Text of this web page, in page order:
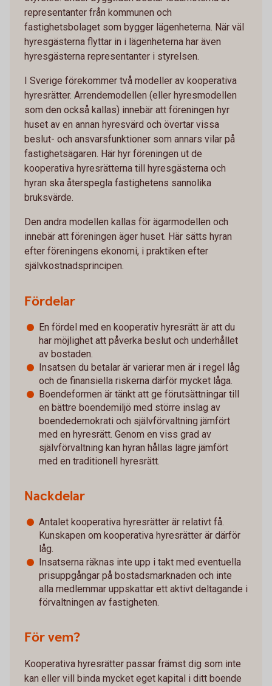
representanter från kommunen och
fastighetsbolaget som bygger lägenheterna. När väl
hyresgästerna flyttar in i lägenheterna har även
hyresgästerna representanter i styrelsen.
I Sverige förekommer två modeller av kooperativa
hyresrätter. Arrendemodellen (eller hyresmodellen
som den också kallas) innebär att föreningen hyr
huset av en annan hyresvärd och övertar vissa
beslut- och ansvarsfunktioner som annars vilar på
fastighetsägaren. Här hyr föreningen ut de
kooperativa hyresrätterna till hyresgästerna och
hyran ska återspegla fastighetens sannolika
bruksvärde.
Den andra modellen kallas för ägarmodellen och
innebär att föreningen äger huset. Här sätts hyran
efter föreningens ekonomi, i praktiken efter
självkostnadsprincipen.
Fördelar
En fördel med en kooperativ hyresrätt är att du
har möjlighet att påverka beslut och underhållet
av bostaden.
Insatsen du betalar är varierar men är i regel låg
och de finansiella riskerna därför mycket låga.
Boendeformen är tänkt att ge förutsättningar till
en bättre boendemiljö med större inslag av
boendedemokrati och självförvaltning jämfört
med en hyresrätt. Genom en viss grad av
självförvaltning kan hyran hållas lägre jämfört
med en traditionell hyresrätt.
Nackdelar
Antalet kooperativa hyresrätter är relativt få.
Kunskapen om kooperativa hyresrätter är därför
låg.
Insatserna räknas inte upp i takt med eventuella
prisuppgångar på bostadsmarknaden och inte
alla medlemmar uppskattar ett aktivt deltagande i
förvaltningen av fastigheten.
För vem?
Kooperativa hyresrätter passar främst dig som inte
kan eller vill binda mycket eget kapital i ditt boende